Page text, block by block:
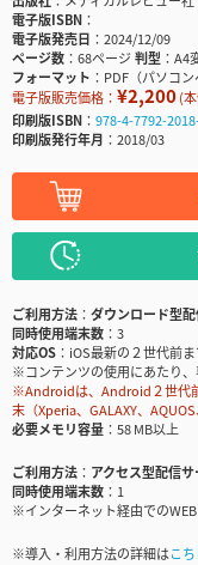
電子版ISBN
電子版発売日
2024/12/09
ページ数
68ページ判型
A4
フォーマット
PDF（パソコン
電子版販売価格： ¥2,200(
印刷版ISBN
978-4-7792-
印刷版発行年月
2018/03
ご利用方法
ダウンロード型配
同時使用端末数
3
対応OS
iOS最新の２世代前
※コンテンツの使用にあたり
※Androidは、Android２世代
末（Xperia、GALAXY、
必要メモリ容量
58 MB以上
ご利用方法
アクセス型配信サ
同時使用端末数
1
※インターネット経由での
※導入・利用方法の詳細はこ